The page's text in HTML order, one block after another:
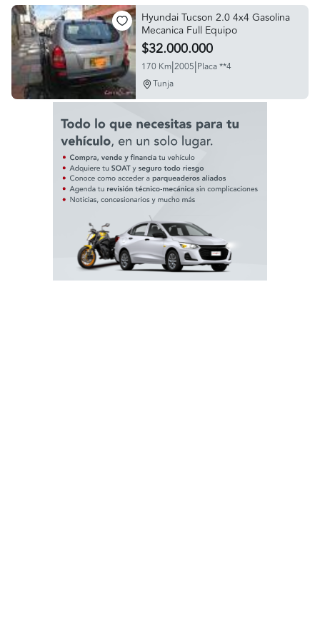
Hyundai Tucson 2.0 4x4 Gasolina
Mecanica Full Equipo
$32.000.000
170 Km|2005|Placa **4
Tunja